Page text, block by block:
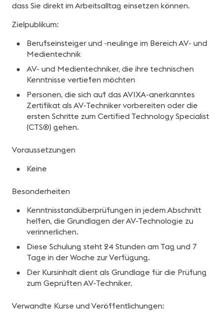
dass Sie direkt im Arbeitsalltag einsetzen können.
Zielpublikum:
Berufseinsteiger und -neulinge im Bereich AV- und
Medientechnik
AV- und Medientechniker, die ihre technischen
Kenntnisse vertiefen möchten
Personen, die sich auf das AVIXA-anerkanntes
Zertifikat als AV-Techniker vorbereiten oder die
ersten Schritte zum Certified Technology Specialist
(CTS®) gehen.
Voraussetzungen
Keine
Besonderheiten
Kenntnisstandüberprüfungen in jedem Abschnitt
helfen, die Grundlagen der AV-Technologie zu
verinnerlichen.
Diese Schulung steht 24 Stunden am Tag und 7
Tage in der Woche zur Verfügung.
Der Kursinhalt dient als Grundlage für die Prüfung
zum Geprüften AV-Techniker.
Verwandte Kurse und Veröffentlichungen: